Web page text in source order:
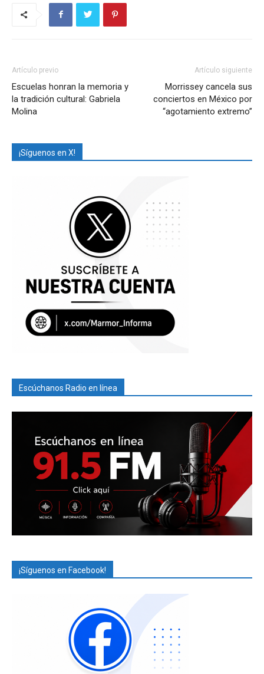
Artículo previo
Escuelas honran la memoria y
la tradición cultural: Gabriela
Molina
Artículo siguiente
Morrissey cancela sus
conciertos en México por
“agotamiento extremo”
¡Síguenos en X!
Escúchanos Radio en línea
¡Síguenos en Facebook!